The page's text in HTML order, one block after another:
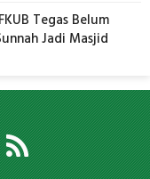
Tegas Belum
Jadi Masjid